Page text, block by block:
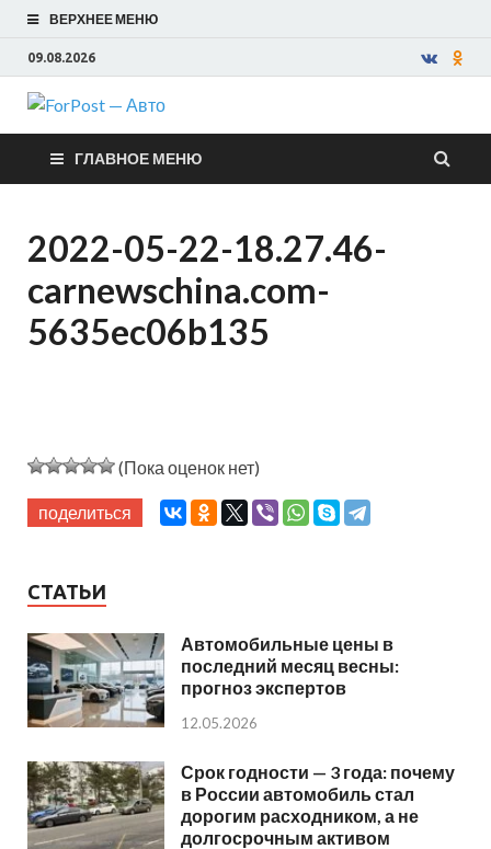
ВЕРХНЕЕ МЕНЮ
09.08.2026
ForPost —
Авто
ГЛАВНОЕ МЕНЮ
2022-05-22-18.27.46-
carnewschina.com-
5635ec06b135
(Пока оценок нет)
поделиться
СТАТЬИ
Автомобильные цены в
последний месяц весны:
прогноз экспертов
12.05.2026
Срок годности — 3 года: почему
в России автомобиль стал
дорогим расходником, а не
долгосрочным активом